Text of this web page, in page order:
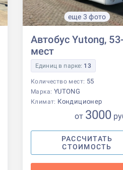
еще 3 фото
Автобус Yutong,
мест
Единиц в парке: 13
Количество мест: 55
Марка: YUTONG
Климат: Кондиционер
от 3000 р
РАССЧИТАТЬ
СТОИМОСТЬ